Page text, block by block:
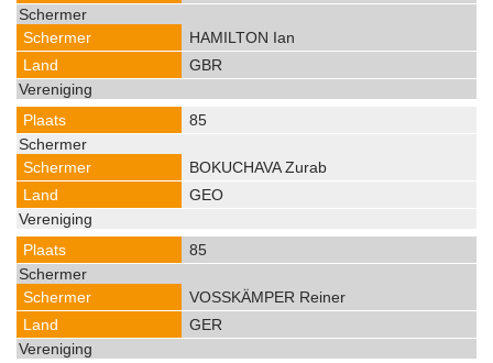
HAMILTON Ian
GBR
85
BOKUCHAVA Zurab
GEO
85
VOSSKÄMPER Reiner
GER